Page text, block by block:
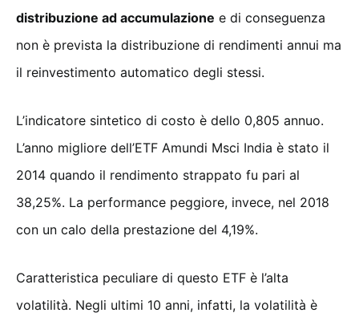
distribuzione ad accumulazione e di conseguenza
non è prevista la distribuzione di rendimenti annui ma
il reinvestimento automatico degli stessi.
L’indicatore sintetico di costo è dello 0,805 annuo.
L’anno migliore dell’ETF Amundi Msci India è stato il
2014 quando il rendimento strappato fu pari al
38,25%. La performance peggiore, invece, nel 2018
con un calo della prestazione del 4,19%.
Caratteristica peculiare di questo ETF è l’alta
volatilità. Negli ultimi 10 anni, infatti, la volatilità è